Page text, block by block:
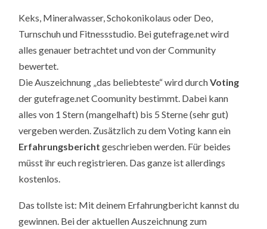
Keks, Mineralwasser, Schokonikolaus oder Deo,
Turnschuh und Fitnessstudio. Bei gutefrage.net wird
alles genauer betrachtet und von der Community
bewertet.
Die Auszeichnung „das beliebteste“ wird durchVoting
der gutefrage.net Coomunity bestimmt. Dabei kann
alles von 1 Stern (mangelhaft) bis 5 Sterne (sehr gut)
vergeben werden. Zusätzlich zu dem Voting kann ein
Erfahrungsbericht geschrieben werden. Für beides
müsst ihr euch registrieren. Das ganze ist allerdings
kostenlos.
Das tollste ist: Mit deinem Erfahrungbericht kannst du
gewinnen. Bei der aktuellen Auszeichnung zum